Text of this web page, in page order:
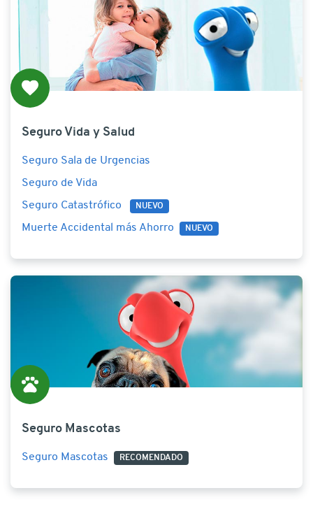
Seguro Vida y Salud
Seguro Sala de Urgencias
Seguro de Vida
Seguro Catastrófico
NUEVO
Muerte Accidental más Ahorro NUEVO
Seguro Mascotas
Seguro Mascotas RECOMENDADO